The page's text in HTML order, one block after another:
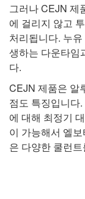
그러나 CEJN 제
에 걸리지 않고
처리됩니다. 누
생하는 다운타임
다.
CEJN 제품은 알
점도 특징입니다
에 대해 최정기
이 가능해서 엘
은 다양한 쿨런